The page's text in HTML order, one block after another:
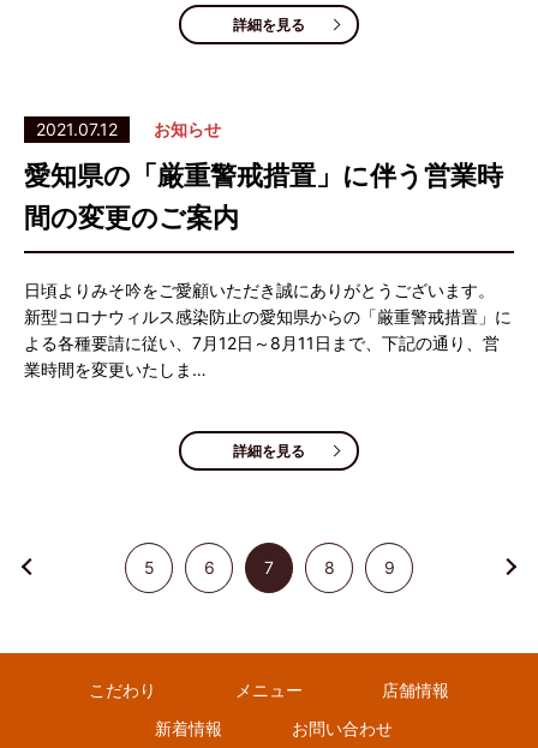
詳細を見る
2021.07.12 お知らせ
愛知県の「厳重警戒措置」に伴う営業時
間の変更のご案内
日頃よりみそ吟をご愛顧いただき誠にありがとうございます。
新型コロナウィルス感染防止の愛知県からの「厳重警戒措置」に
よる各種要請に従い、7月12日～8月11日まで、下記の通り、営
業時間を変更いたしま…
詳細を見る
5 6 7 8 9
こだわり メニュー
店舗情報
新着情報
お問い合わせ